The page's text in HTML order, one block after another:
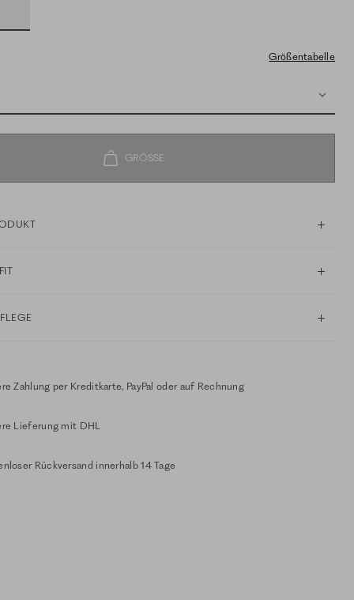
Größentabelle
Zahlung per Kreditkarte, PayPal oder auf Rechnung
Lieferung mit DHL
Rückversand innerhalb 14 Tage